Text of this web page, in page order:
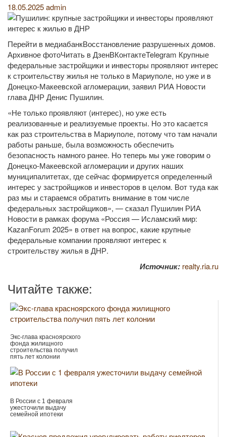
18.05.2025admin
Перейти в медиабанкВосстановление разрушенных домов.
Архивное фотоЧитать вДзенВКонтактеTelegram Крупные
федеральные застройщики и инвесторы проявляют интерес
к строительству жилья не только в Мариуполе, но уже и в
Донецко-Макеевской агломерации, заявил РИА Новости
глава ДНР Денис Пушилин.
«Не только проявляют (интерес), но уже есть
реализованные и реализуемые проекты. Но это касается
как раз строительства в Мариуполе, потому что там начали
работы раньше, была возможность обеспечить
безопасность намного ранее. Но теперь мы уже говорим о
Донецко-Макеевской агломерации и других наших
муниципалитетах, где сейчас формируется определенный
интерес у застройщиков и инвесторов в целом. Вот туда как
раз мы и стараемся обратить внимание в том числе
федеральных застройщиков», — сказал Пушилин РИА
Новости в рамках форума «Россия — Исламский мир:
KazanForum 2025» в ответ на вопрос, какие крупные
федеральные компании проявляют интерес к
строительству жилья в ДНР.
Источник: realty.ria.ru
Читайте также:
Экс-глава красноярского
фонда жилищного
строительства получил
пять лет колонии
В России с 1 февраля
ужесточили выдачу
семейной ипотеки